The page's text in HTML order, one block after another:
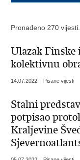
Pronađeno 270 vijesti.
Ulazak Finske
kolektivnu
14.07.2022. | Pisane vijesti
Stalni
potpisao
Kraljevine